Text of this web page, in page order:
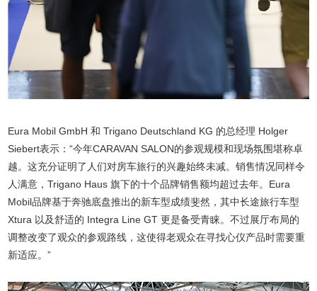
Eura Mobil GmbH 和 Trigano Deutschland KG 的总经理 Holger
Siebert表示：“今年CARAVAN SALON的参观规模和现场氛围堪称卓
越。这充分证明了人们对房车旅行的兴趣始终未减。销售情况同样令
人满意，Trigano Haus 旗下的十个品牌销售额均超过去年。Eura
Mobil品牌基于奔驰底盘推出的新车型成绩斐然，其中长途旅行车型
Xtura 以及舒适的 Integra Line GT 更是备受青睐。不过展厅布局的
调整改变了观众的参观路线，这使得老观众在寻找心仪产品时需要重
新适应。”